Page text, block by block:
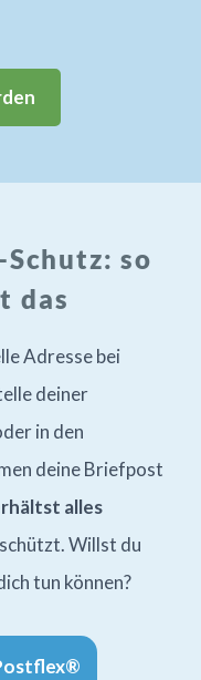
so
das
Adresse bei
deiner
in den
deine Briefpost
alles
Willst du
tun können?